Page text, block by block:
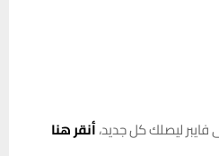
ليصلك كل جديد،أنقر هنا